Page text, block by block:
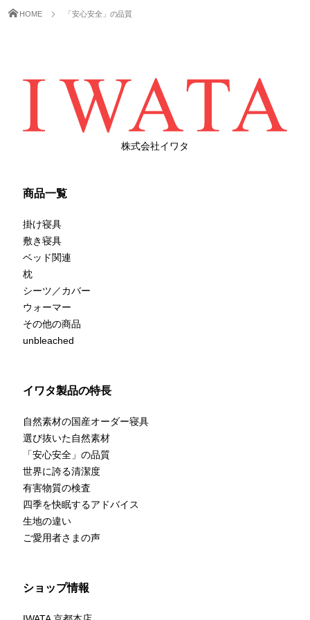
HOME 「安心安全」の品質
株式会社イワタ
商品一覧
掛け寝具
敷き寝具
ベッド関連
枕
シーツ／カバー
ウォーマー
その他の商品
unbleached
イワタ製品の特長
自然素材の国産オーダー寝具
選び抜いた自然素材
「安心安全」の品質
世界に誇る清潔度
有害物質の検査
四季を快眠するアドバイス
生地の違い
ご愛用者さまの声
ショップ情報